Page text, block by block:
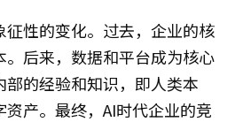
性的变化。过去，企业的核
。后来，数据和平台成为核心
的经验和知识，即人类本
产。最终，AI时代企业的竞